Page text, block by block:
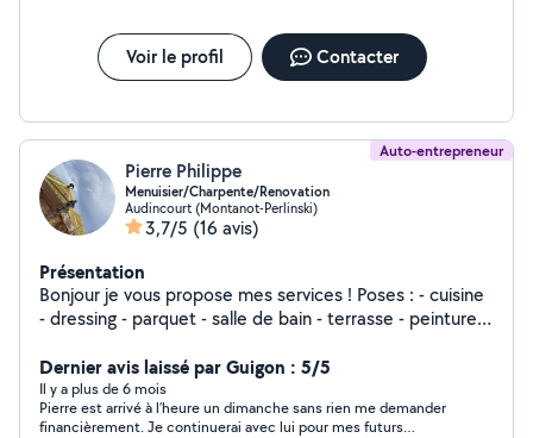
Voir le profil Contacter
Auto-entrepreneur
Pierre Philippe
Menuisier/Charpente/Renovation
Audincourt (Montanot-Perlinski)
3,7/5 (16 avis)
Présentation
Bonjour je vous propose mes services ! Poses : - cuisine
- dressing - parquet - salle de bain - terrasse - peinture -
type d'entretien d'espace vert Pour toute demande de
projet contactez-moi Je me déplace tout secteur Pierre
Philippe
Dernier avis laissé par Guigon : 5/5
Il y a plus de 6 mois
Pierre est arrivé à l’heure un dimanche sans rien me demander
financièrement. Je continuerai avec lui pour mes futurs